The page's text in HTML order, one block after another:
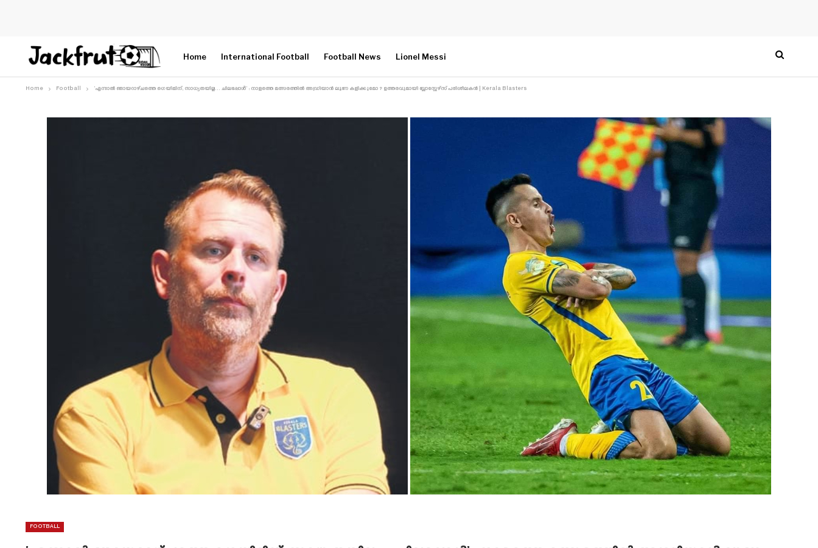
Home International Football Football News Lionel Messi
Home Football ‘എന്നാൽ ഞായറാഴ്ചത്തെ ഗെയിമിന്, സാധ്യതയില്ല… ചിലപ്പോൾ’ : നാളത്തെ മത്സരത്തിൽ അഡ്രിയാൻ ലൂണ കളിക്കുമോ ? ഉത്തരവുമായി ബ്ലാസ്റ്റേഴ്‌സ് പരിശീലകൻ | Kerala Blasters
FOOTBALL